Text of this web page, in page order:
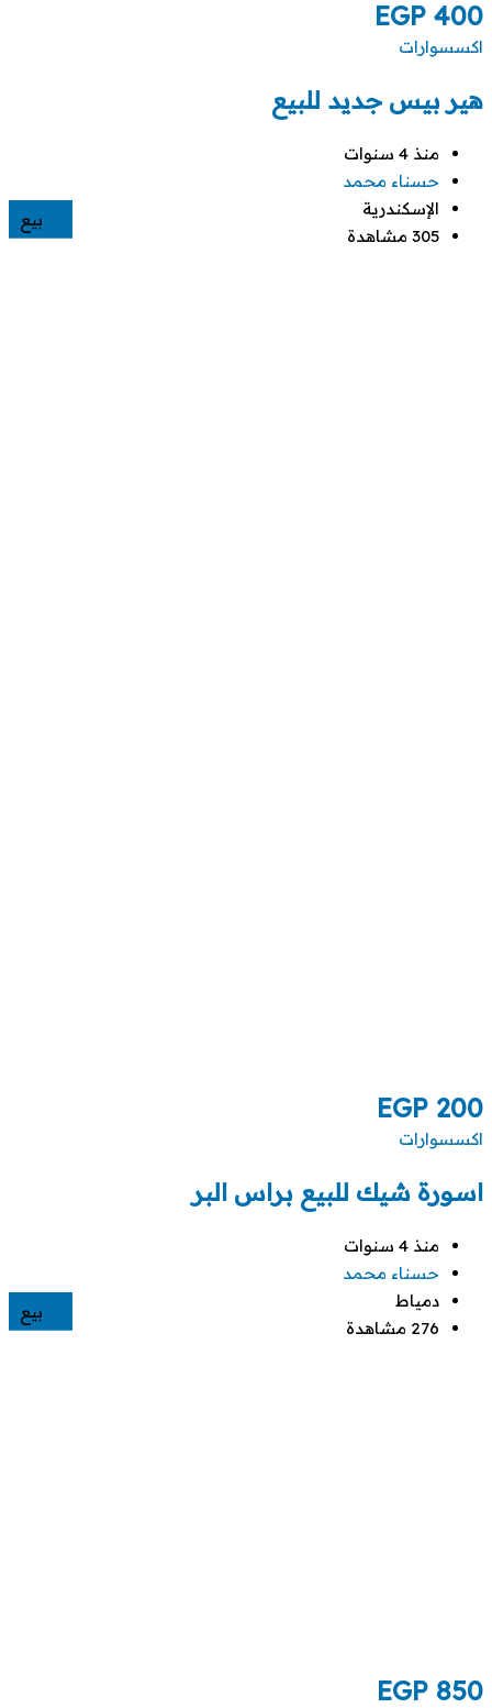
بيع
EGP 400
اكسسوارات
هير بيس جديد للبيع
منذ 4 سنوات
حسناء محمد
الإسكندرية
305 مشاهدة
بيع
EGP 200
اكسسوارات
اسورة شيك للبيع براس البر
منذ 4 سنوات
حسناء محمد
دمياط
276 مشاهدة
EGP 850